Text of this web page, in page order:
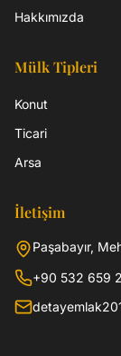
Hakkımızda
Mülk Tipleri
Konut
Ticari
Arsa
İletişim
Paşabayır,
+90 532 659